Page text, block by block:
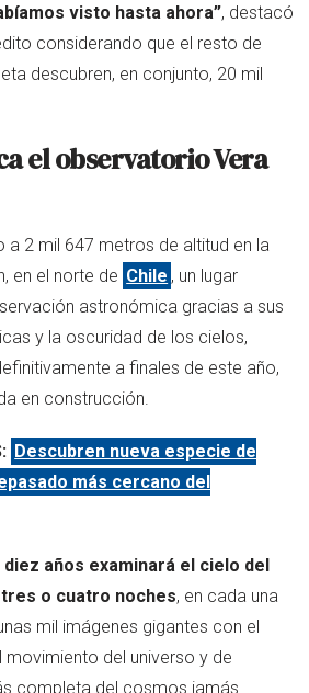
visto hasta ahora”, destacó
considerando que el resto de
descubren, en conjunto, 20 mil
el observatorio Vera
a 2 mil 647 metros de altitud en la
en el norte de Chile , un lugar
astronómica gracias a sus
y la oscuridad de los cielos,
a finales de este año,
en construcción.
Descubren nueva especie de
más cercano del
años examinará el cielo del
o cuatro noches, en cada una
mil imágenes gigantes con el
del universo y de
completa del cosmos jamás